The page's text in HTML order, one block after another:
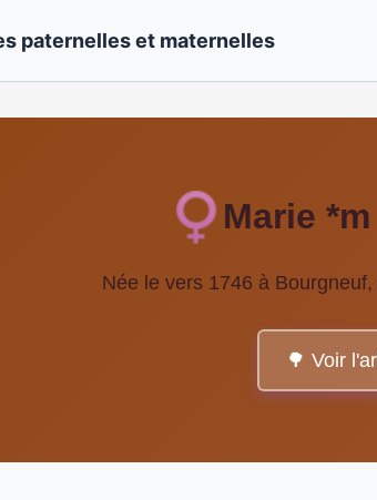
paternelles et maternelles
Marie *m
Née le vers 1746 à
🌳 Voir